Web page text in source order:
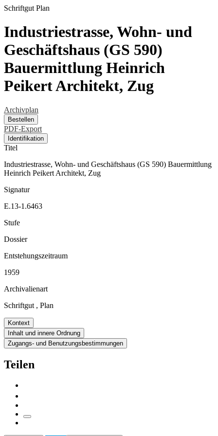
Schriftgut Plan
Industriestrasse, Wohn- und
Geschäftshaus (GS 590)
Bauermittlung Heinrich
Peikert Architekt, Zug
Archivplan
Bestellen
PDF-Export
Identifikation
Titel
Industriestrasse, Wohn- und Geschäftshaus (GS 590) Bauermittlung
Heinrich Peikert Architekt, Zug
Signatur
E.13-1.6463
Stufe
Dossier
Entstehungszeitraum
1959
Archivalienart
Schriftgut , Plan
Kontext
Inhalt und innere Ordnung
Zugangs- und Benutzungsbestimmungen
Teilen